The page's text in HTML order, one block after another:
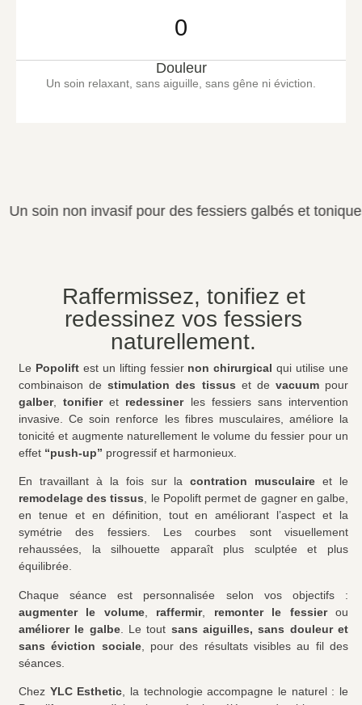
0
Douleur
Un soin relaxant, sans aiguille, sans gêne ni éviction.
invasif pour des fessiers galbés et toniques.
Raffermissez, tonifiez et
redessinez vos fessiers
naturellement.
Le Popoliftest un lifting fessier non chirurgical qui utilise une
combinaison destimulation des tissus et de vacuumpour
galber,tonifieret redessinerles fessiers sans intervention
invasive. Ce soin renforce les fibres musculaires, améliore la
tonicité et augmente naturellement le volume du fessier pour un
effet “push-up” progressif et harmonieux.
En travaillant à la fois sur lacontration musculaire et le
remodelage des tissus, le Popolift permet de gagner en galbe,
en tenue et en définition, tout en améliorant l’aspect et la
symétrie des fessiers. Les courbes sont visuellement
rehaussées, la silhouette apparaît plus sculptée et plus
équilibrée.
Chaque séance est personnalisée selon vos objectifs :
augmenter le volume, raffermir, remonter le fessierou
améliorer le galbe. Le tout sans aiguilles, sans douleur et
sans éviction sociale, pour des résultats visibles au fil des
séances.
Chez YLC Esthetic , la technologie accompagne le naturel : le